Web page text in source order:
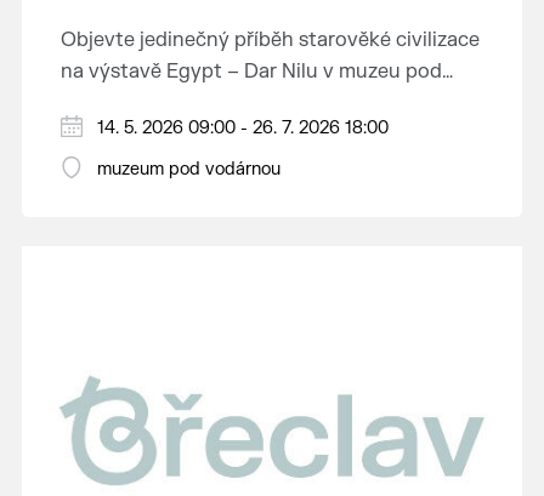
Objevte jedinečný příběh starověké civilizace
na výstavě Egypt – Dar Nilu v muzeu pod
Výstava představuje umění starého Egypta,
autentickou hrobku se sarkofágem i
14. 5. 2026 09:00 - 26. 7. 2026 18:00
muzeum pod vodárnou